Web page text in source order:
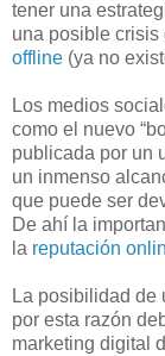
tener una
una posible crisis
offline (ya no
Los medios
como el nuevo
publicada por un
un inmenso
que puede ser
De ahí la
la reputación
La posibilidad de
por esta razón
marketing digital